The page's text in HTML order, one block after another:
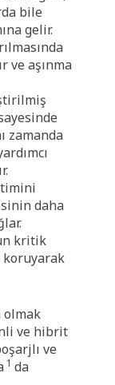
bile
gelir.
ve aşınma
zamanda
daha
kritik
koruyarak
olmak
ve hibrit
ve
1 da